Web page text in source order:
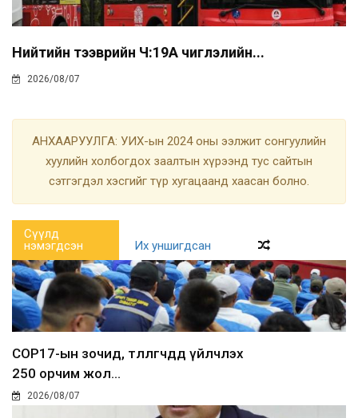
Нийтийн тээврийн Ч:19А чиглэлийн...
2026/08/07
АНХААРУУЛГА: УИХ-ын 2024 оны ээлжит сонгуулийн
хуулийн холбогдох заалтын хүрээнд тус сайтын
сэтгэгдэл хэсгийг түр хугацаанд хаасан болно.
Сүүлд
нэмэгдсэн
Их уншигдсан
COP17-ын зочид, төлөөлөгчдөд үйлчлэх
250 орчим жол...
2026/08/07